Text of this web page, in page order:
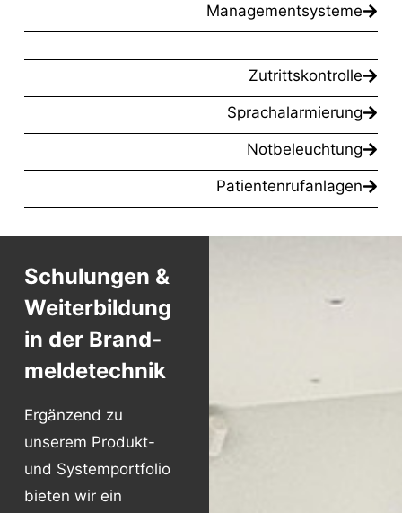
Managementsysteme
Zutrittskontrolle
Sprachalarmierung
Notbeleuchtung
Patientenrufanlagen
Schulungen &
Weiter­bildung
in der Brand­
melde­technik
Ergänzend zu
unserem Produkt-
und Systemportfolio
bieten wir ein